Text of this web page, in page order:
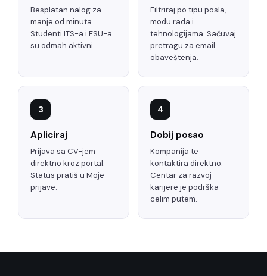
Besplatan nalog za
manje od minuta.
Studenti ITS-a i FSU-a
su odmah aktivni.
Filtriraj po tipu posla,
modu rada i
tehnologijama. Sačuvaj
pretragu za email
obaveštenja.
3
Apliciraj
Prijava sa CV-jem
direktno kroz portal.
Status pratiš u Moje
prijave.
4
Dobij posao
Kompanija te
kontaktira direktno.
Centar za razvoj
karijere je podrška
celim putem.